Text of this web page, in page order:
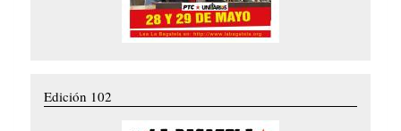
Edición 102